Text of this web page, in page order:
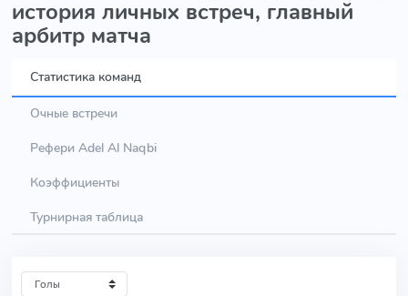
история личных встреч, главный
арбитр матча
Статистика команд
Очные встречи
Рефери Adel Al Naqbi
Коэффициенты
Турнирная таблица